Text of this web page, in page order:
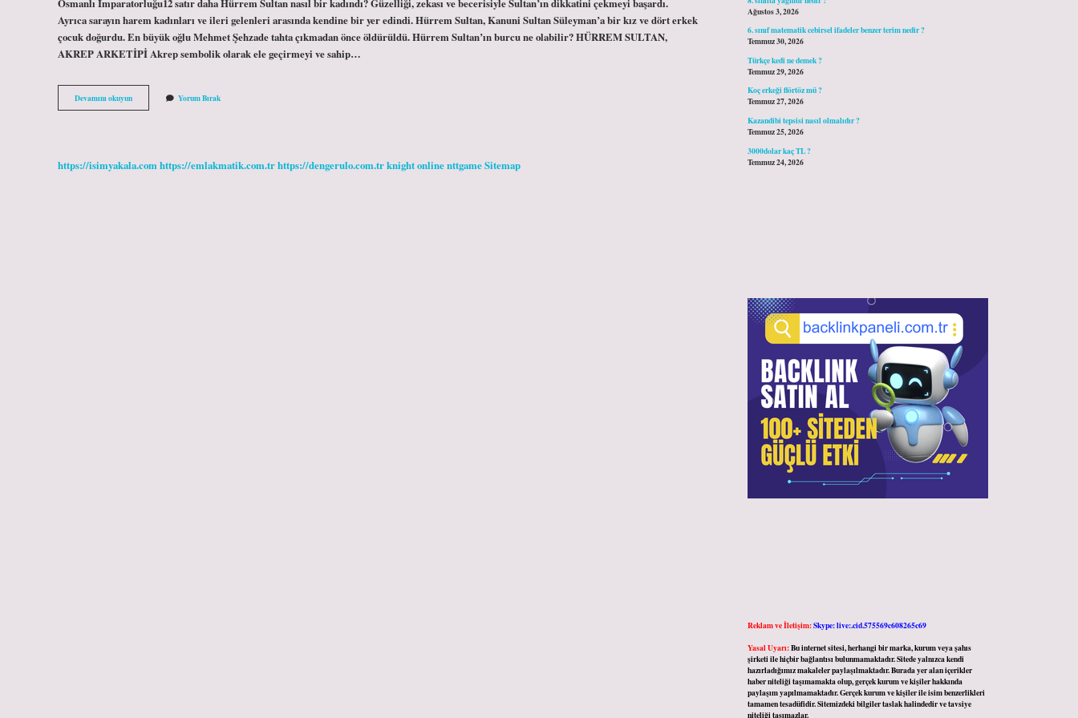
Ayrıca sarayın harem kadınları ve ileri gelenleri arasında kendine bir yer edindi. Hürrem Sultan, Kanuni Sultan Süleyman’a bir kız ve dört erkek
çocuk doğurdu. En büyük oğlu Mehmet Şehzade tahta çıkmadan önce öldürüldü. Hürrem Sultan’ın burcu ne olabilir? HÜRREM SULTAN,
AKREP ARKETİPİ Akrep sembolik olarak ele geçirmeyi ve sahip…
Devamını okuyunHürrem
Sultan
Yorum Bırak
https://isimyakala.comhttps://emlakmatik.com.trhttps://dengerulo.com.trknight onlinenttgameSitemap
Ağustos 3, 2026
6. sınıf matematik cebirsel ifadeler benzer terim nedir ?
Temmuz 30, 2026
Türkçe kedi ne demek ?
Temmuz 29, 2026
Koç erkeği flörtöz mü ?
Temmuz 27, 2026
Kazandibi tepsisi nasıl olmalıdır ?
Temmuz 25, 2026
3000dolar kaç TL ?
Temmuz 24, 2026
Reklam ve İletişim:Skype: live:.cid.575569c608265c69
Yasal Uyarı:Bu internet sitesi, herhangi bir marka, kurum veya şahıs
şirketi ile hiçbir bağlantısı bulunmamaktadır. Sitede yalnızca kendi
hazırladığımız makaleler paylaşılmaktadır. Burada yer alan içerikler
haber niteliği taşımamakta olup, gerçek kurum ve kişiler hakkında
paylaşım yapılmamaktadır. Gerçek kurum ve kişiler ile isim benzerlikleri
tamamen tesadüfidir. Sitemizdeki bilgiler taslak halindedir ve tavsiye
niteliği taşımazlar.